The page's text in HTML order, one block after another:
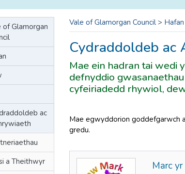
of Glamorgan
ac
a Theithwyr
Vale of Glamorgan Council > Hafan
Cydraddoldeb ac
Mae ein hadran tai wedi
defnyddio
cyfeiriadedd rhywiol,
Mae egwyddorion goddefgarwch
gredu.
Marc